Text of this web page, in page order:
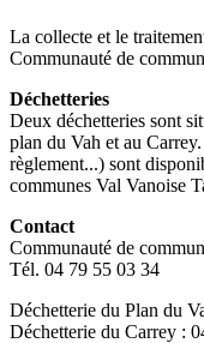
La collecte et le
Communauté de
Déchetteries
Deux déchetteries sont
plan du Vah et au Carrey.
règlement...) sont
communes Val Vanoise
Contact
Communauté de
Tél. 04 79 55 03 34
Déchetterie du Plan du
Déchetterie du Carrey :